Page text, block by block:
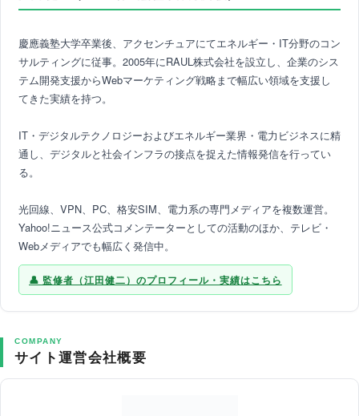
慶應義塾大学卒業後、アクセンチュアにてエネルギー・IT分野のコン
サルティングに従事。2005年にRAUL株式会社を設立し、企業のシス
テム開発支援からWebマーケティング戦略まで幅広い領域を支援し
てきた実績を持つ。
IT・デジタルテクノロジーおよびエネルギー業界・電力ビジネスに精
通し、デジタルと社会インフラの接点を捉えた情報発信を行ってい
る。
光回線、VPN、PC、格安SIM、電力系の専門メディアを複数運営。
Yahoo!ニュース公式コメンテーターとしての活動のほか、テレビ・
Webメディアでも幅広く発信中。
監修者（江田健二）のプロフィール・実績はこちら
COMPANY
サイト運営会社概要